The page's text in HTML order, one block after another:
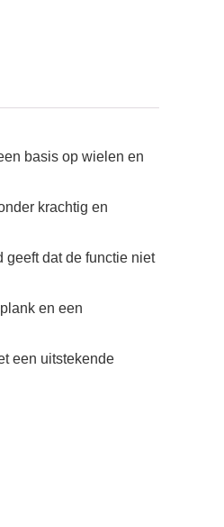
basis op wielen en
krachtig en
dat de functie niet
en een
een uitstekende